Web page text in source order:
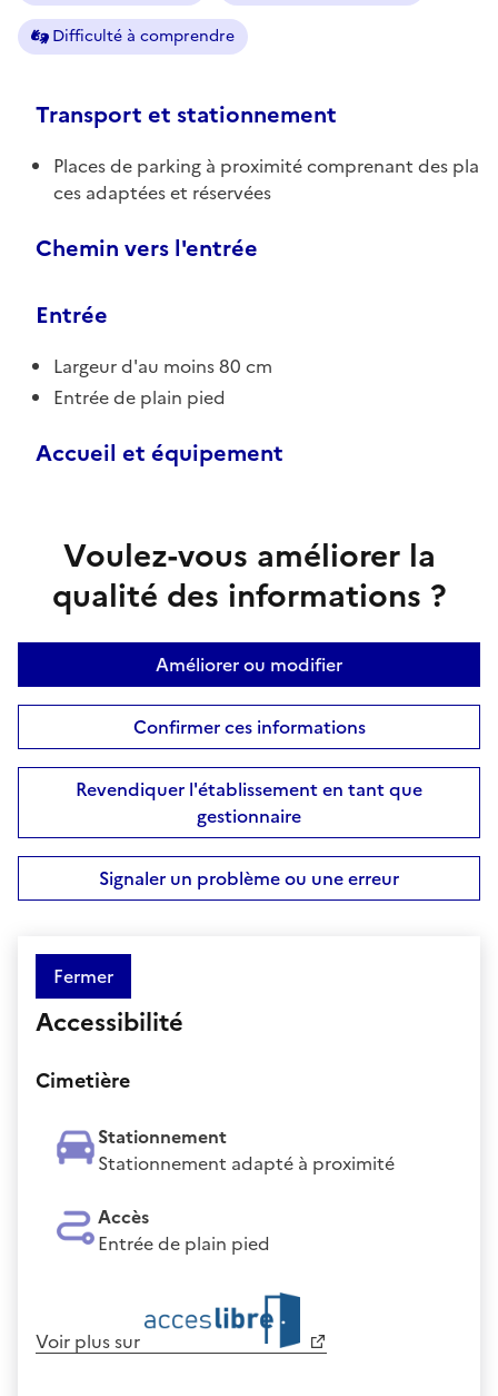
Difficulté à comprendre
Transport et stationnement
Places de parking à proximité comprenant des pla
ces adaptées et réservées
Chemin vers l'entrée
Entrée
Largeur d'au moins 80 cm
Entrée de plain pied
Accueil et équipement
Voulez-vous améliorer la
qualité des informations ?
Améliorer ou modifier
Confirmer ces informations
Revendiquer l'établissement en tant que
gestionnaire
Signaler un problème ou une erreur
Fermer
Accessibilité
Cimetière
Stationnement
Stationnement adapté à proximité
Accès
Entrée de plain pied
Voir plus sur